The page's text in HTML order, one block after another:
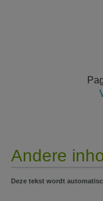
Andere
Deze tekst wordt